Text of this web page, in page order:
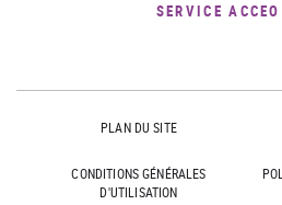
SERVICE ACCEO
PLAN DU SITE
CONDITIONS GÉNÉRALES
D'UTILISATION